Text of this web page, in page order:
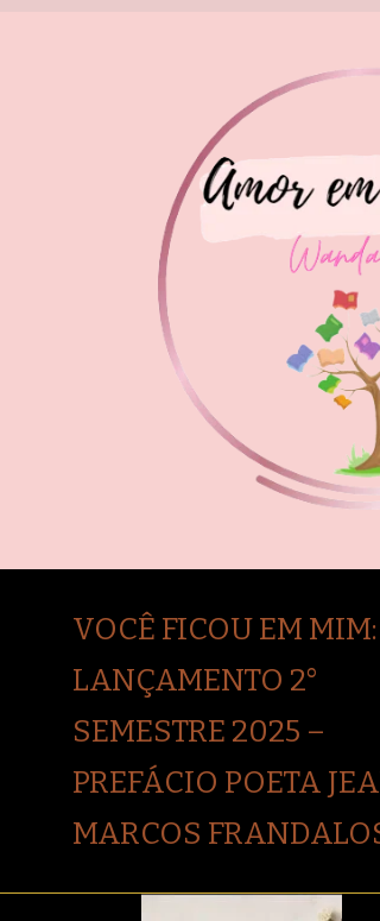
VOCÊ FICOU EM MIM:
LANÇAMENTO 2°
SEMESTRE 2025 –
PREFÁCIO POETA
MARCOS